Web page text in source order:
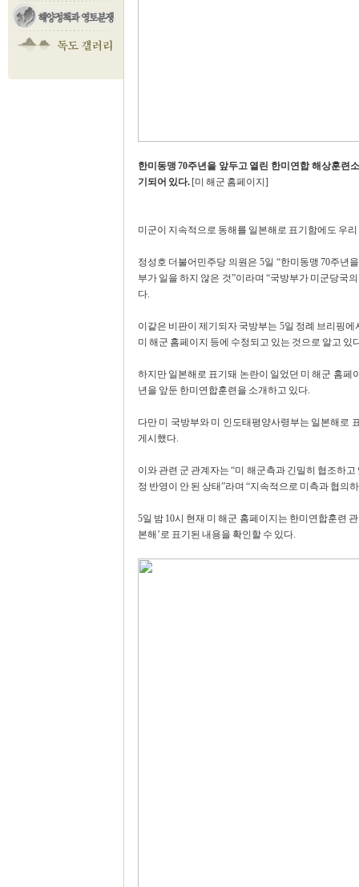
한미동맹 70주년을 앞두고 열린 한미연합 해상훈련
기되어 있다.[미 해군 홈페이지]
미군이 지속적으로 동해를 일본해로 표기함에도 우
정성호 더불어민주당 의원은 5일 “한미동맹 70주년
부가 일을 하지 않은 것”이라며 “국방부가 미군당국
다.
이같은 비판이 제기되자 국방부는 5일 정례 브리핑
미 해군 홈페이지 등에 수정되고 있는 것으로 알고 있
하지만 일본해로 표기돼 논란이 일었던 미 해군 홈페
년을 앞둔 한미연합훈련을 소개하고 있다.
다만 미 국방부와 미 인도태평양사령부는 일본해로
게시했다.
이와 관련 군 관계자는 “미 해군측과 긴밀히 협조하
정 반영이 안 된 상태”라며 “지속적으로 미측과 협의
5일 밤 10시 현재 미 해군 홈페이지는 한미연합훈련
본해’로 표기된 내용을 확인할 수 있다.